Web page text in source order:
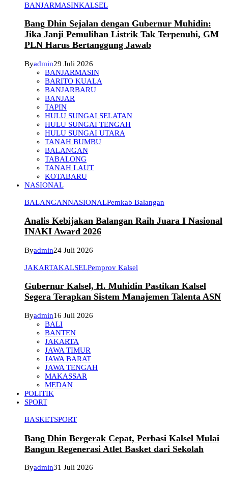
BANJARMASINKALSEL
Bang Dhin Sejalan dengan Gubernur Muhidin:
Jika Janji Pemulihan Listrik Tak Terpenuhi, GM
PLN Harus Bertanggung Jawab
Byadmin29 Juli 2026
BANJARMASIN
BARITO KUALA
BANJARBARU
BANJAR
TAPIN
HULU SUNGAI SELATAN
HULU SUNGAI TENGAH
HULU SUNGAI UTARA
TANAH BUMBU
BALANGAN
TABALONG
TANAH LAUT
KOTABARU
NASIONAL
BALANGANNASIONALPemkab Balangan
Analis Kebijakan Balangan Raih Juara I Nasional
INAKI Award 2026
Byadmin24 Juli 2026
JAKARTAKALSELPemprov Kalsel
Gubernur Kalsel, H. Muhidin Pastikan Kalsel
Segera Terapkan Sistem Manajemen Talenta ASN
Byadmin16 Juli 2026
BALI
BANTEN
JAKARTA
JAWA TIMUR
JAWA BARAT
JAWA TENGAH
MAKASSAR
MEDAN
POLITIK
SPORT
BASKETSPORT
Bang Dhin Bergerak Cepat, Perbasi Kalsel Mulai
Bangun Regenerasi Atlet Basket dari Sekolah
Byadmin31 Juli 2026